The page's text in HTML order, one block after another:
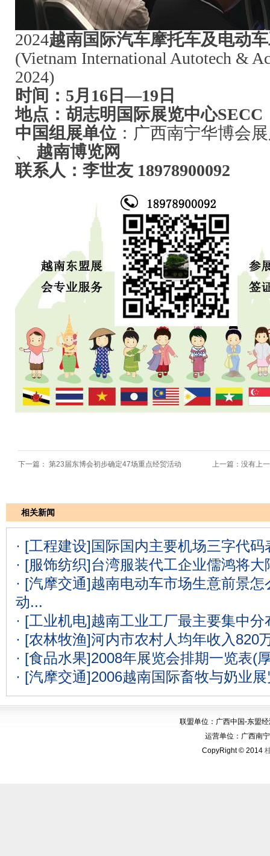
2024越南国际汽车摩托车及电动
(Vietnam International Autotech &
2024)
时间：5月16日—19日
地点：胡志明国际展览中心SECC
中国组展单位 ：广西南宁华博会
、 越南博览网
联系人：李世友 18978900092
下一篇： 第23届东博会初步确定47场重点经贸活动 上一篇：没有上一
相关新闻
· [工程建设]国际国内主要机场三字代码
· [服饰纺织]台湾服装代工企业儒鸿将
· [汽摩交通]越南电动车市场生意前景怎
动...
· [工业机电]越南工业工厂最主要集中分
· [农林牧渔]河内市农村人均年收入820
· [食品水果]2008年展览会排期一览表(
· [汽摩交通]2006越南国际畜牧与奶业
联盟单位：广西中国-东盟
运营单位：广西南
CopyRight © 2014